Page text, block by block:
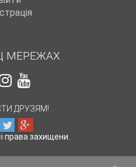
МЕРЕЖАХ
ДРУЗЯМ!
права захищени.